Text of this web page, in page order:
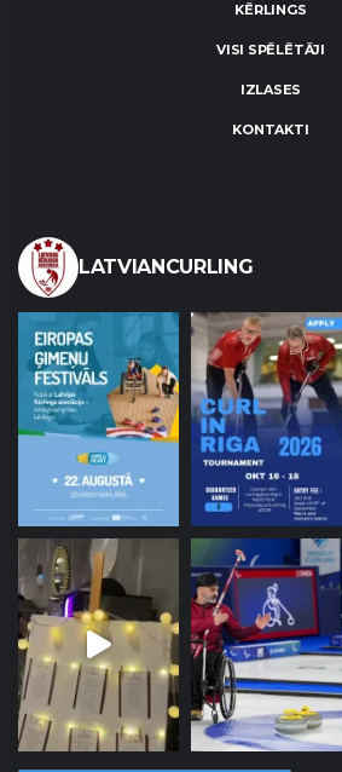
KĒRLINGS
VISI SPĒLĒTĀJI
IZLASES
KONTAKTI
LATVIANCURLING